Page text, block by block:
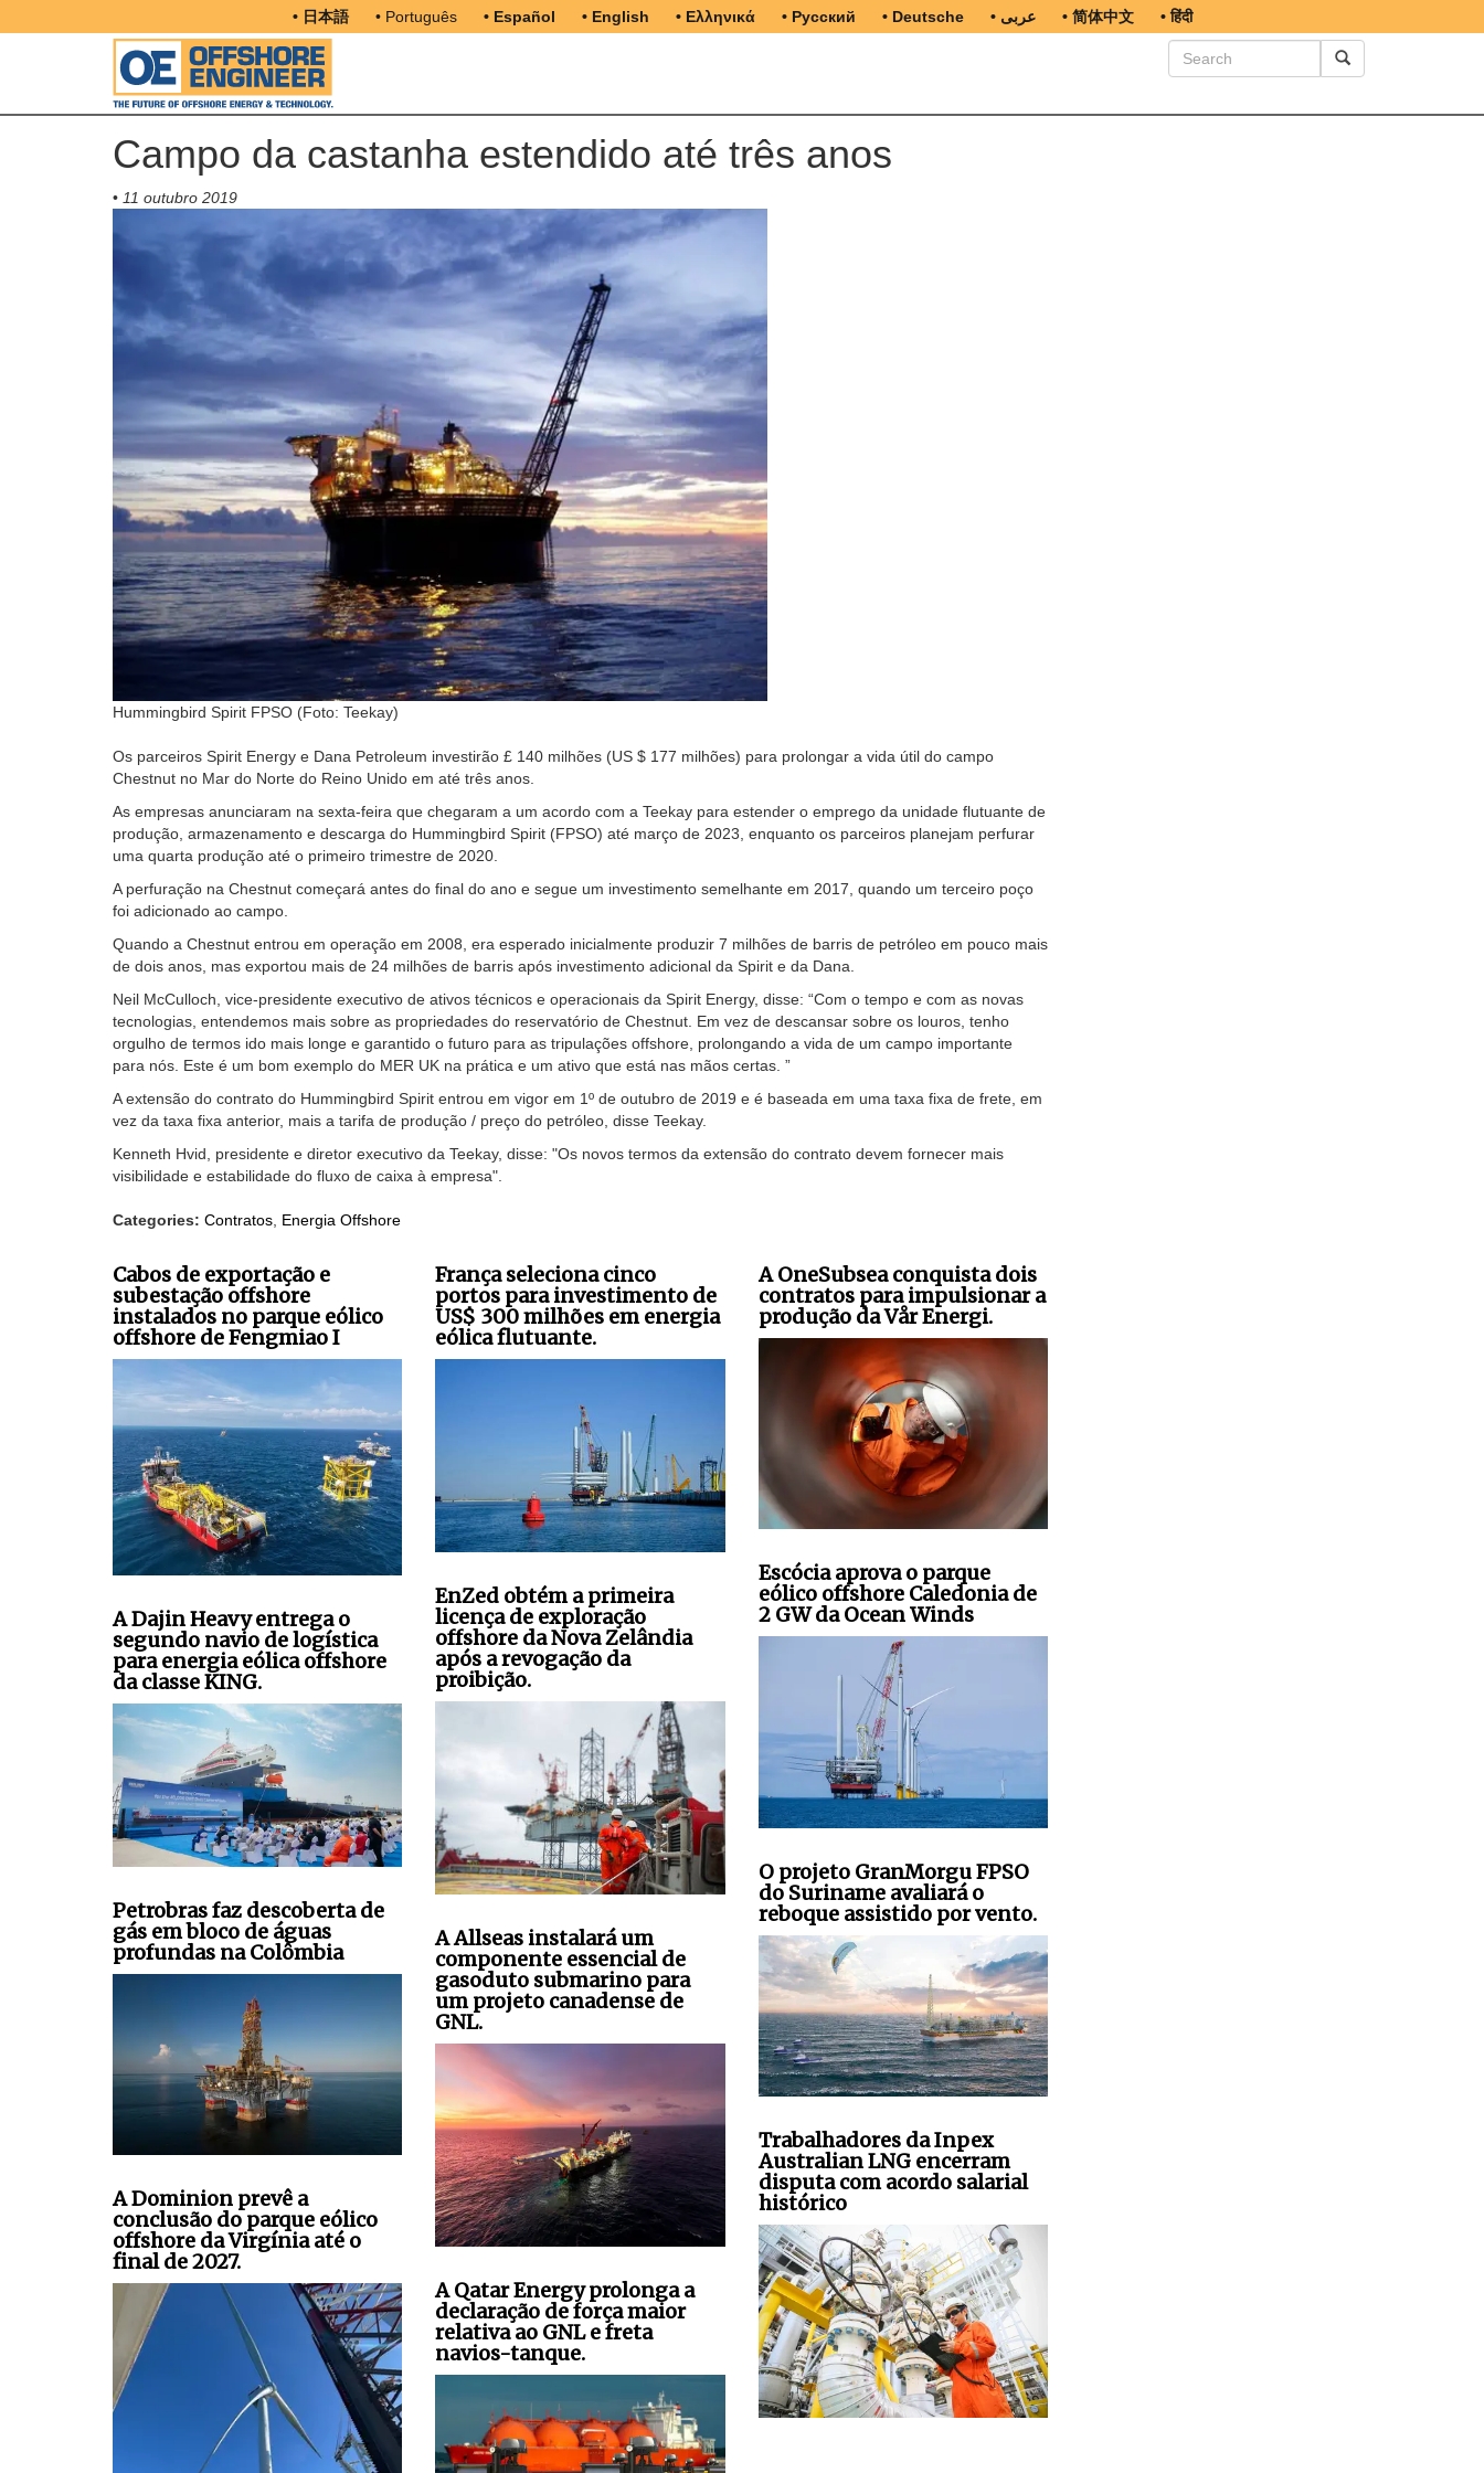
• 日本語 • Português • Español • English • Ελληνικά • Русский • Deutsche • عربى • 简体中文 • हिंदी
Campo da castanha estendido até três anos
• 11 outubro 2019
Hummingbird Spirit FPSO (Foto: Teekay)
Os parceiros Spirit Energy e Dana Petroleum investirão £ 140 milhões (US $ 177 milhões) para prolongar a vida útil do campo
Chestnut no Mar do Norte do Reino Unido em até três anos.
As empresas anunciaram na sexta-feira que chegaram a um acordo com a Teekay para estender o emprego da unidade flutuante de
produção, armazenamento e descarga do Hummingbird Spirit (FPSO) até março de 2023, enquanto os parceiros planejam perfurar
uma quarta produção até o primeiro trimestre de 2020.
A perfuração na Chestnut começará antes do final do ano e segue um investimento semelhante em 2017, quando um terceiro poço
foi adicionado ao campo.
Quando a Chestnut entrou em operação em 2008, era esperado inicialmente produzir 7 milhões de barris de petróleo em pouco mais
de dois anos, mas exportou mais de 24 milhões de barris após investimento adicional da Spirit e da Dana.
Neil McCulloch, vice-presidente executivo de ativos técnicos e operacionais da Spirit Energy, disse: “Com o tempo e com as novas
tecnologias, entendemos mais sobre as propriedades do reservatório de Chestnut. Em vez de descansar sobre os louros, tenho
orgulho de termos ido mais longe e garantido o futuro para as tripulações offshore, prolongando a vida de um campo importante
para nós. Este é um bom exemplo do MER UK na prática e um ativo que está nas mãos certas. ”
A extensão do contrato do Hummingbird Spirit entrou em vigor em 1º de outubro de 2019 e é baseada em uma taxa fixa de frete, em
vez da taxa fixa anterior, mais a tarifa de produção / preço do petróleo, disse Teekay.
Kenneth Hvid, presidente e diretor executivo da Teekay, disse: "Os novos termos da extensão do contrato devem fornecer mais
visibilidade e estabilidade do fluxo de caixa à empresa".
Categories: Contratos Energia Offshore
Cabos de exportação e
subestação offshore
instalados no parque eólico
offshore de Fengmiao I
A Dajin Heavy entrega o
segundo navio de logística
para energia eólica offshore
da classe KING.
Petrobras faz descoberta de
gás em bloco de águas
profundas na Colômbia
A Dominion prevê a
conclusão do parque eólico
offshore da Virgínia até o
final de 2027.
França seleciona cinco
portos para investimento de
US$ 300 milhões em energia
eólica flutuante.
EnZed obtém a primeira
licença de exploração
offshore da Nova Zelândia
após a revogação da
proibição.
A Allseas instalará um
componente essencial de
gasoduto submarino para
um projeto canadense de
GNL.
A Qatar Energy prolonga a
declaração de força maior
relativa ao GNL e freta
navios-tanque.
A OneSubsea conquista dois
contratos para impulsionar a
produção da Vår Energi.
Escócia aprova o parque
eólico offshore Caledonia de
2 GW da Ocean Winds
O projeto GranMorgu FPSO
do Suriname avaliará o
reboque assistido por vento.
Trabalhadores da Inpex
Australian LNG encerram
disputa com acordo salarial
histórico